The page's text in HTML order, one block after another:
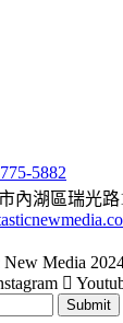
5882
內湖區瑞光路
New Media
Submit